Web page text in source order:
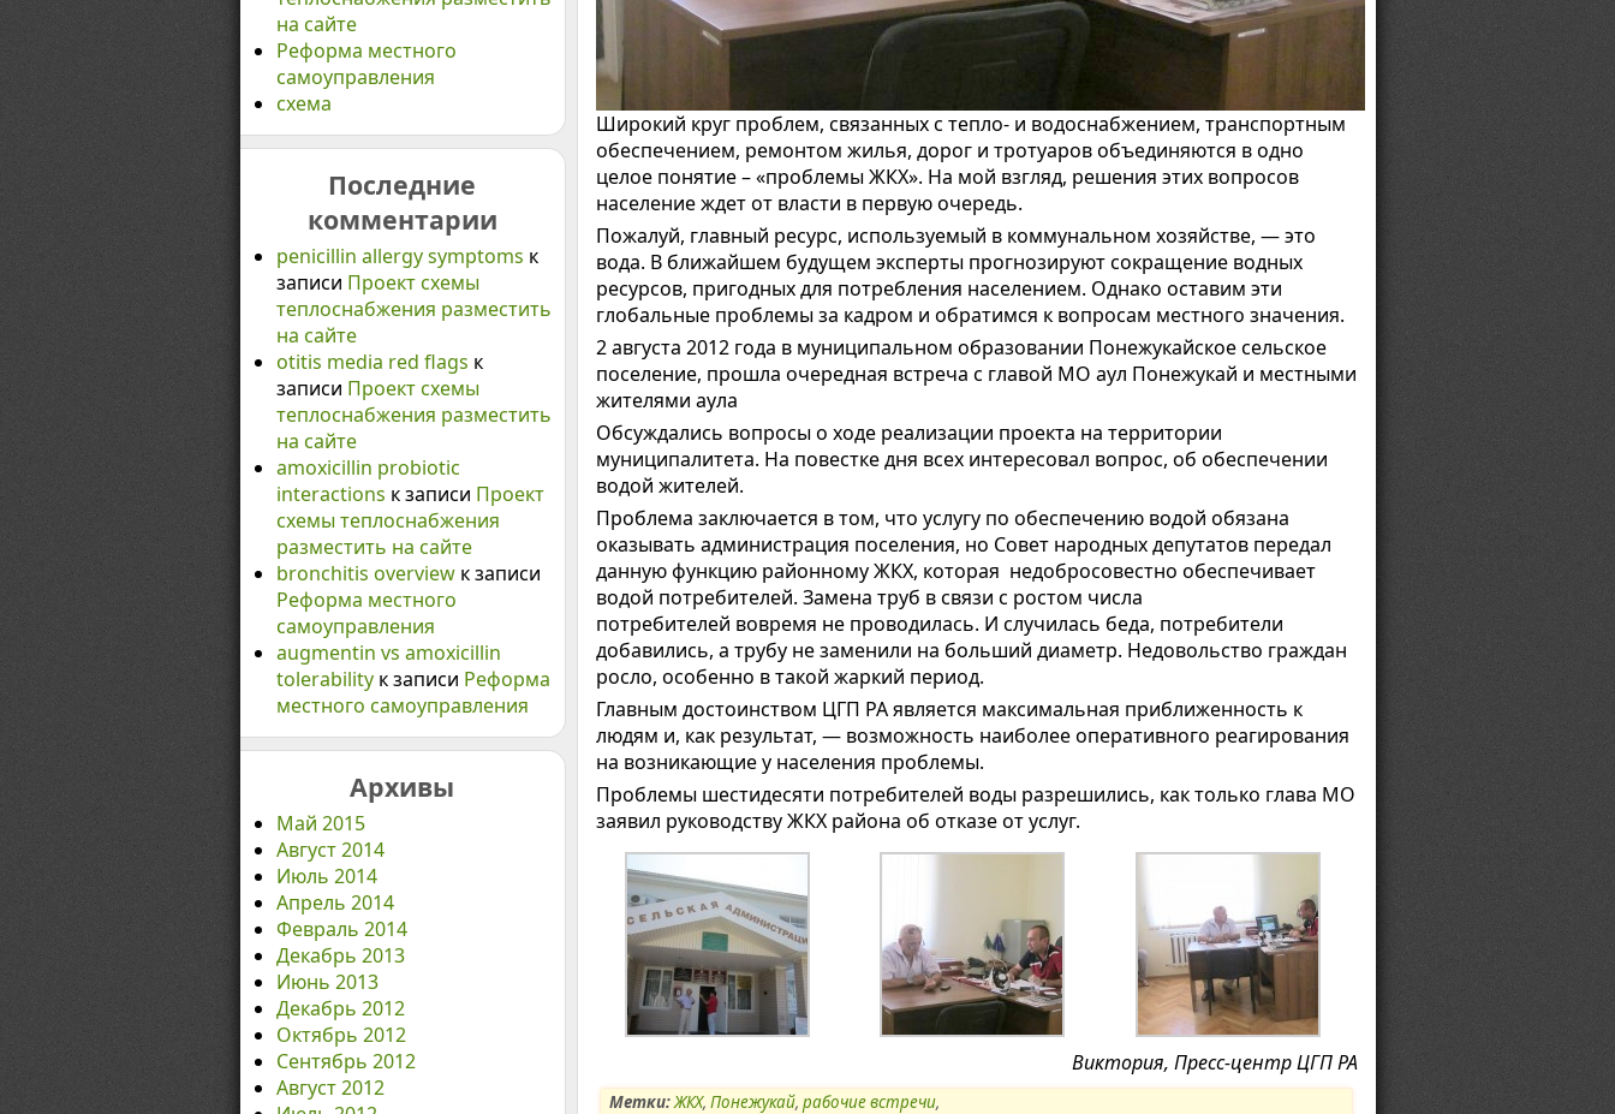
на сайте
Реформа местного
самоуправления
схема
Последние
комментарии
penicillin allergy symptoms к
записи Проект схемы
теплоснабжения разместить
на сайте
otitis media red flags к
записи Проект схемы
теплоснабжения разместить
на сайте
amoxicillin probiotic
interactions к записи Проект
схемы теплоснабжения
разместить на сайте
bronchitis overviewк записи
Реформа местного
самоуправления
augmentin vs amoxicillin
tolerabilityк записи Реформа
местного самоуправления
Архивы
Май 2015
Август 2014
Июль 2014
Апрель 2014
Февраль 2014
Декабрь 2013
Июнь 2013
Декабрь 2012
Октябрь 2012
Сентябрь 2012
Август 2012
Широкий круг проблем, связанных с тепло- и водоснабжением, транспортным
обеспечением, ремонтом жилья, дорог и тротуаров объединяются в одно
целое понятие – «проблемы ЖКХ». На мой взгляд, решения этих вопросов
население ждет от власти в первую очередь.
Пожалуй, главный ресурс, используемый в коммунальном хозяйстве, — это
вода. В ближайшем будущем эксперты прогнозируют сокращение водных
ресурсов, пригодных для потребления населением. Однако оставим эти
глобальные проблемы за кадром и обратимся к вопросам местного значения.
2 августа 2012 года в муниципальном образовании Понежукайское сельское
поселение, прошла очередная встреча с главой МО аул Понежукай и местными
жителями аула
Обсуждались вопросы о ходе реализации проекта на территории
муниципалитета. На повестке дня всех интересовал вопрос, об обеспечении
водой жителей.
Проблема заключается в том, что услугу по обеспечению водой обязана
оказывать администрация поселения, но Совет народных депутатов передал
данную функцию районному ЖКХ, которая недобросовестно обеспечивает
водой потребителей. Замена труб в связи с ростом числа
потребителей вовремя не проводилась. И случилась беда, потребители
добавились, а трубу не заменили на больший диаметр. Недовольство граждан
росло, особенно в такой жаркий период.
Главным достоинством ЦГП РА является максимальная приближенность к
людям и, как результат, — возможность наиболее оперативного реагирования
на возникающие у населения проблемы.
Проблемы шестидесяти потребителей воды разрешились, как только глава МО
заявил руководству ЖКХ района об отказе от услуг.
Виктория, Пресс-центр ЦГП РА
Метки:ЖКХ, Понежукай, рабочие встречи,